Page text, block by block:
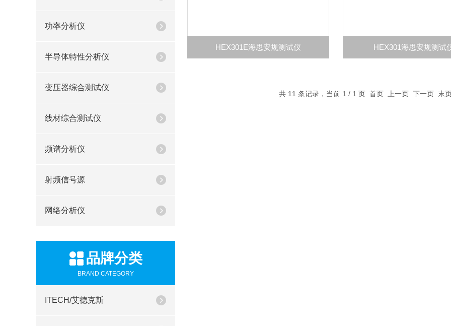
功率分析仪
半导体特性分析仪
变压器综合测试仪
线材综合测试仪
频谱分析仪
射频信号源
网络分析仪
品牌分类
BRAND CATEGORY
ITECH/艾德克斯
HEX301E海思安规测试仪 HEX301海思安规测试
共 11 条记录，当前 1 / 1 页 首页 上一页 下一页 末